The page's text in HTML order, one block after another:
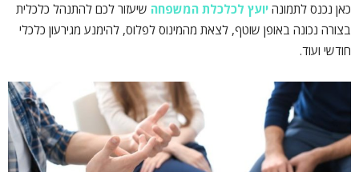
כאן נכנס לתמונה יועץ לכלכלת המשפחה שיעזור לכם להתנהל כלכלית
בצורה נכונה באופן שוטף, לצאת מהמינוס לפלוס, להימנע מגירעון כלכלי
חודשי ועוד.